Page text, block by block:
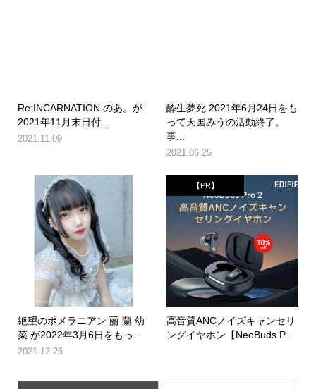
Re:INCARNATION のあ。が
2021年11月末日付...
2021.11.09
酔生夢死 2021年6月24日をも
って天国みうの活動終了。
事...
2021.06.25
絶望のポメラニアン 丽 蘭 幼
菜 が2022年3月6日をもっ...
2021.12.26
【PR】
高音質ANCノイズキャンセリ
ングイヤホン【NeoBuds P...